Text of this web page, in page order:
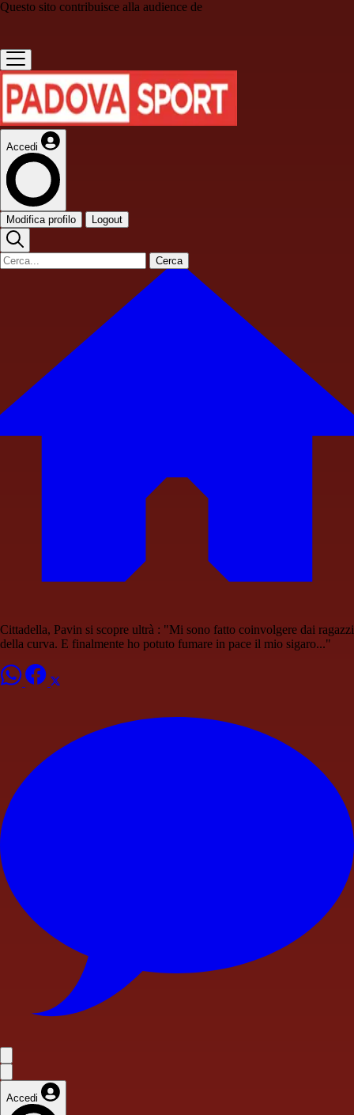
Questo sito contribuisce alla audience de
Accedi
Modifica profilo Logout
Cerca
Cittadella, Pavin si scopre ultrà : "Mi sono fatto coinvolgere dai ragazzi
della curva. E finalmente ho potuto fumare in pace il mio sigaro..."
Accedi